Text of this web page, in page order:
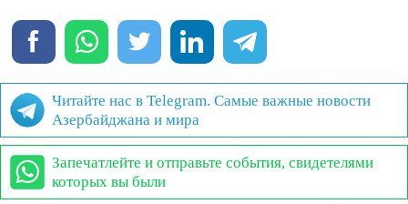
Читайте нас в Telegram. Самые важные новости
Азербайджана и мира
Запечатлейте и отправьте события, свидетелями
которых вы были